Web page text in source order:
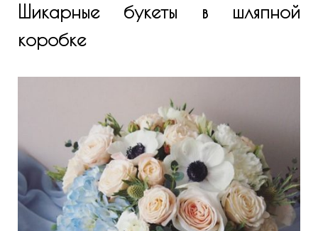
Шикарные букеты в шляпной
коробке